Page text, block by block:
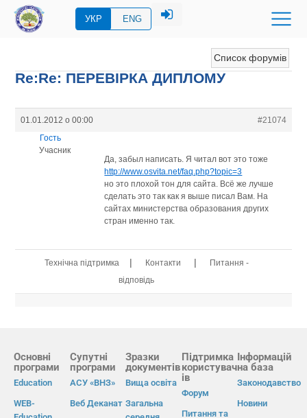
УКР ENG
Список форумів
Re:Re: ПЕРЕВIРКА ДИПЛОМУ
01.01.2012 о 00:00
#21074
Гость
Учасник
Да, забыл написать. Я читал вот это тоже
http://www.osvita.net/faq.php?topic=3
но это плохой тон для сайта. Всё же лучше
сделать это так как я выше писал Вам. На
сайтах министерства образования других
стран именно так.
Технічна підтримка | Контакти |
Питання -
відповідь
Основні
програми
Education
WEB-
Супутні
програми
АСУ «ВНЗ»
Веб Деканат
Зразки
документів
Вища освіта
Загальна
Підтримка
користувач
ів
Форум
Питання та
Інформацій
на база
Законодавство
Новини